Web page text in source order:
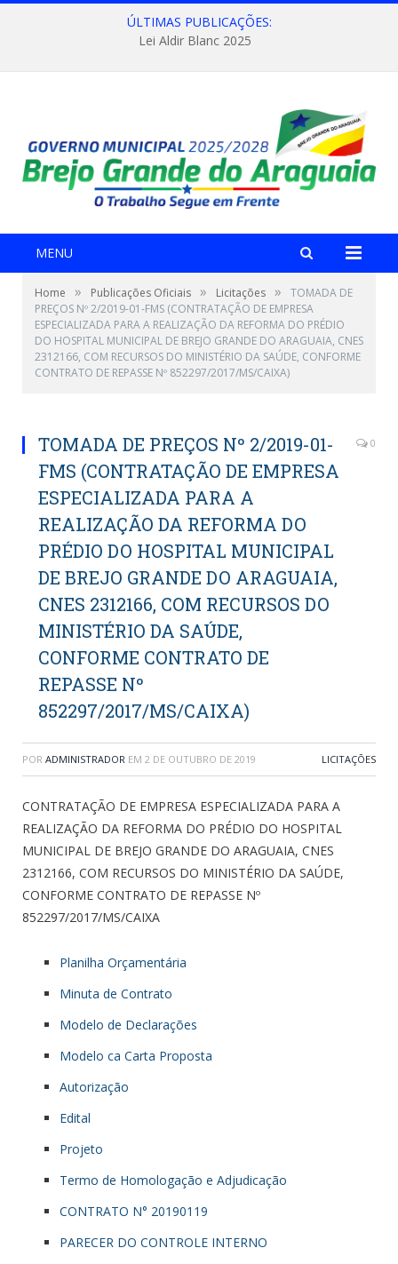
ÚLTIMAS PUBLICAÇÕES:
Lei Aldir Blanc 2025
MENU
Home » Publicações Oficiais » Licitações »
TOMADA DE
PREÇOS Nº 2/2019-01-FMS (CONTRATAÇÃO DE EMPRESA
ESPECIALIZADA PARA A REALIZAÇÃO DA REFORMA DO PRÉDIO
DO HOSPITAL MUNICIPAL DE BREJO GRANDE DO ARAGUAIA, CNES
2312166, COM RECURSOS DO MINISTÉRIO DA SAÚDE, CONFORME
CONTRATO DE REPASSE Nº 852297/2017/MS/CAIXA)
TOMADA DE PREÇOS Nº 2/2019-01-
FMS (CONTRATAÇÃO DE EMPRESA
ESPECIALIZADA PARA A
REALIZAÇÃO DA REFORMA DO
PRÉDIO DO HOSPITAL MUNICIPAL
DE BREJO GRANDE DO ARAGUAIA,
CNES 2312166, COM RECURSOS DO
MINISTÉRIO DA SAÚDE,
CONFORME CONTRATO DE
REPASSE Nº
852297/2017/MS/CAIXA)
0
POR ADMINISTRADOR EM 2 DE OUTUBRO DE 2019 LICITAÇÕES
CONTRATAÇÃO DE EMPRESA ESPECIALIZADA PARA A
REALIZAÇÃO DA REFORMA DO PRÉDIO DO HOSPITAL
MUNICIPAL DE BREJO GRANDE DO ARAGUAIA, CNES
2312166, COM RECURSOS DO MINISTÉRIO DA SAÚDE,
CONFORME CONTRATO DE REPASSE Nº
852297/2017/MS/CAIXA
Planilha Orçamentária
Minuta de Contrato
Modelo de Declarações
Modelo ca Carta Proposta
Autorização
Edital
Projeto
Termo de Homologação e Adjudicação
CONTRATO N° 20190119
PARECER DO CONTROLE INTERNO